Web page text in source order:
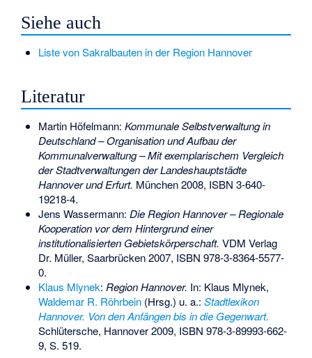
Siehe auch
Liste von Sakralbauten in der Region Hannover
Literatur
Martin Höfelmann: Kommunale Selbstverwaltung in
Deutschland – Organisation und Aufbau der
Kommunalverwaltung – Mit exemplarischem Vergleich
der Stadtverwaltungen der Landeshauptstädte
Hannover und Erfurt. München 2008, ISBN 3-640-
19218-4.
Jens Wassermann: Die Region Hannover – Regionale
Kooperation vor dem Hintergrund einer
institutionalisierten Gebietskörperschaft. VDM Verlag
Dr. Müller, Saarbrücken 2007, ISBN 978-3-8364-5577-
0.
Klaus Mlynek: Region Hannover. In: Klaus Mlynek,
Waldemar R. Röhrbein(Hrsg.) u. a.: Stadtlexikon
Hannover. Von den Anfängen bis in die Gegenwart.
Schlütersche, Hannover 2009, ISBN 978-3-89993-662-
9, S. 519.